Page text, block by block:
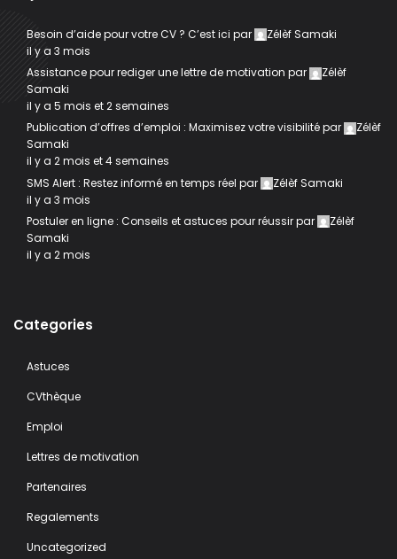
Besoin d’aide pour votre CV ? C’est ici par
Zélèf Samaki
il y a 3 mois
Assistance pour rediger une lettre de motivation par
Zélèf
Samaki
il y a 5 mois et 2 semaines
Publication d’offres d’emploi : Maximisez votre visibilitépar
Zélèf
Samaki
il y a 2 mois et 4 semaines
SMS Alert : Restez informé en temps réel par
Zélèf Samaki
il y a 3 mois
Postuler en ligne : Conseils et astuces pour réussirpar
Zélèf
Samaki
il y a 2 mois
Categories
Astuces
CVthèque
Emploi
Lettres de motivation
Partenaires
Regalements
Uncategorized